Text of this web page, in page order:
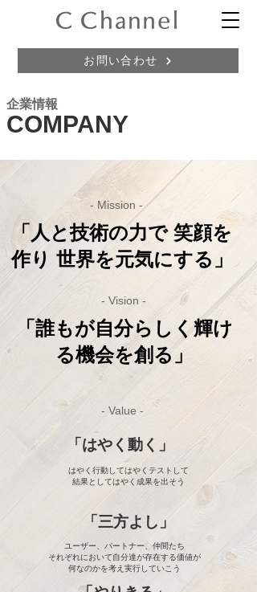
お問い合わせ
COMPANY
企業情報
- Mission -
​「人と技術の力で 笑顔を
作り 世界を元気にする」
- Vision -
​「誰もが自分らしく輝け
る機会を創る」
- Value -
「はやく動く」
「三方よし」
ユーザー、パートナー、仲間たち
それぞれにおいて自分達が存在する価値が
何なのかを考え実行していこう
はやく行動してはやくテストして
結果としてはやく成果を出そう